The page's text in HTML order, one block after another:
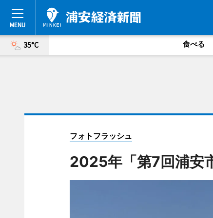
35°C 食べる
フォトフラッシュ
2025年「第7回浦安